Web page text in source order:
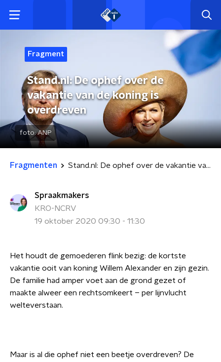
Fragment
Stand.nl: De ophef over de
vakantie van de koning is
overdreven
foto:ANP
Fragmenten Stand.nl: De ophef over de vakantie van de koning is overdreven
Spraakmakers
KRO-NCRV
19 oktober 2020 09:30 - 11:30
Het houdt de gemoederen flink bezig: de kortste
vakantie ooit van koning Willem Alexander en zijn gezin.
De familie had amper voet aan de grond gezet of
maakte alweer een rechtsomkeert – per lijnvlucht
welteverstaan.
Maar is al die ophef niet een beetje overdreven? De